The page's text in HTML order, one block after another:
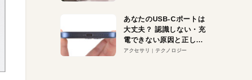
あなたのUSB-Cポートは
大丈夫？ 認識しない・充
電できない原因と正しい
対策
アクセサリ テクノロジー